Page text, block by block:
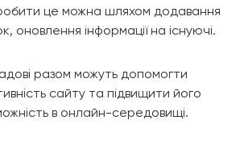
це можна шляхом додавання
оновлення інформації на існуючі.
разом можуть допомогти
сайту та підвищити його
в онлайн-середовищі.